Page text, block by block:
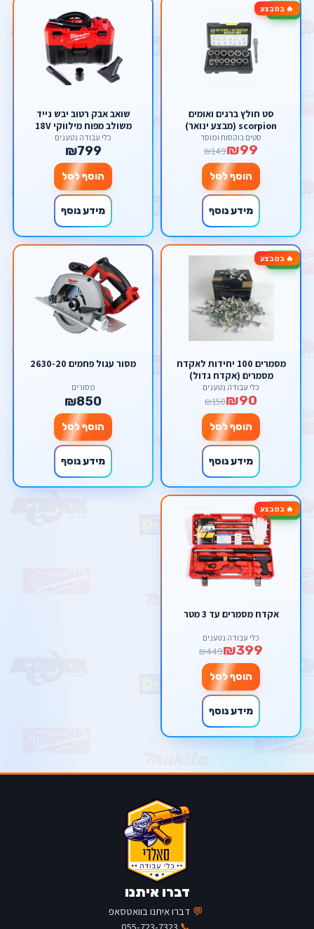
🔥 במבצע-34%
סט חולץ ברגים ואומים
scorpion (מבצע ינואר)
סטים בוקסות ומוסך
₪99
₪149
הוסף לסל
מידע נוסף
שואב אבק רטוב יבש נייד
משולב מפוח מילווקי 18V
מילווקי Milwaukee M18VC2-
0
כלי עבודה נטענים
₪799
הוסף לסל
מידע נוסף
🔥 במבצע-40%
מסמרים 100 יחידות לאקדח
מסמרים (אקדח גדול)
כלי עבודה נטענים
₪90
₪150
הוסף לסל
מידע נוסף
מסור עגול פחמים 2630-20
מסורים
₪850
הוסף לסל
מידע נוסף
🔥 במבצע-11%
אקדח מסמרים עד 3 מטר
כלי עבודה נטענים
₪399
₪449
הוסף לסל
מידע נוסף
דברו איתנו
💬 דברו איתנו בוואטסאפ